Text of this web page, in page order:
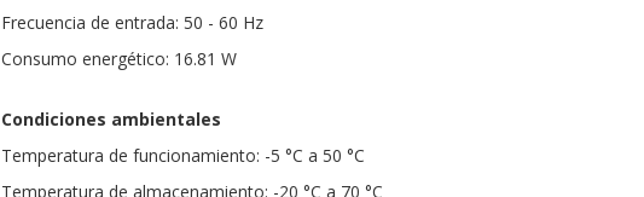
Frecuencia de entrada: 50 - 60 Hz
Consumo energético: 16.81 W
Condiciones ambientales
Temperatura de funcionamiento: -5 °C a 50 °C
Temperatura de almacenamiento: -20 °C a 70 °C